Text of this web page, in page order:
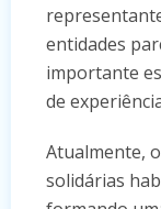
entidades
importante
de
Atualmente,
solidárias